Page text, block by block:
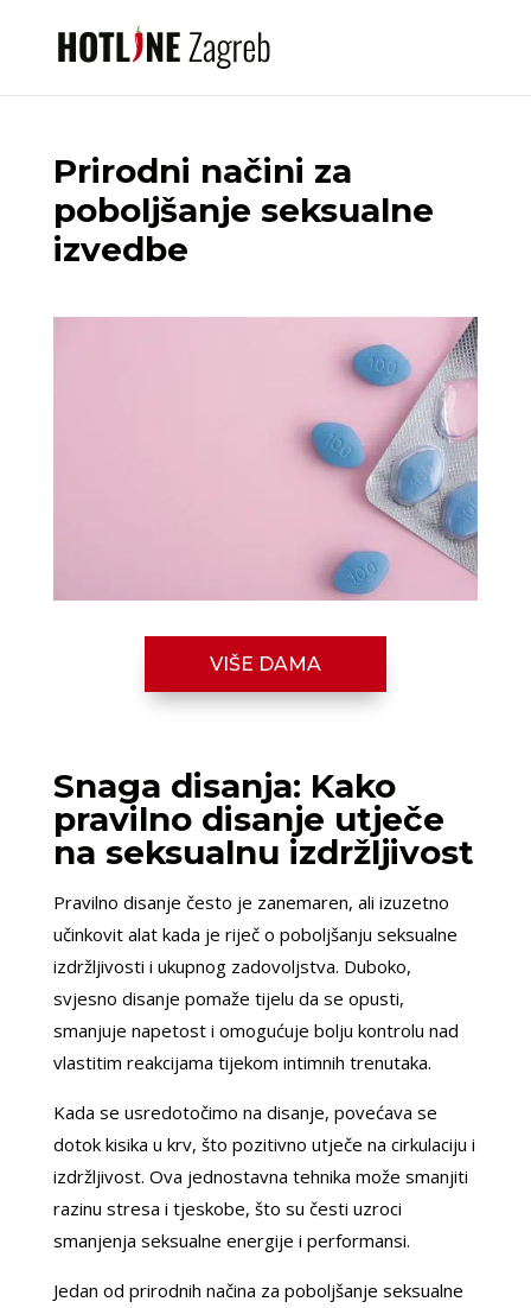
Prirodni načini za
poboljšanje seksualne
izvedbe
VIŠE DAMA
Snaga disanja: Kako
pravilno disanje utječe
na seksualnu izdržljivost
Pravilno disanje često je zanemaren, ali izuzetno
učinkovit alat kada je riječ o poboljšanju seksualne
izdržljivosti i ukupnog zadovoljstva. Duboko,
svjesno disanje pomaže tijelu da se opusti,
smanjuje napetost i omogućuje bolju kontrolu nad
vlastitim reakcijama tijekom intimnih trenutaka.
Kada se usredotočimo na disanje, povećava se
dotok kisika u krv, što pozitivno utječe na cirkulaciju i
izdržljivost. Ova jednostavna tehnika može smanjiti
razinu stresa i tjeskobe, što su česti uzroci
smanjenja seksualne energije i performansi.
Jedan od prirodnih načina za poboljšanje seksualne